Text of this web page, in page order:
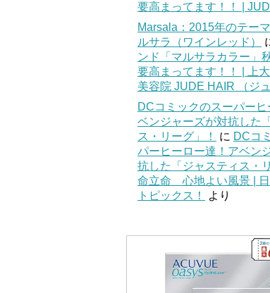
要高まってます！！ |
Marsala：2015年のテー
ルサラ（ワインレッド）
ンド「マルサラカラー」
要高まってます！！ | 上
美容院 JUDE HAIR （ジュ
DCコミックのスーパー
ベンジャーズが対抗した
ス・リーグ」！
に DCコ
パーヒーロー達！アベン
抗した「ジャスティス・
命立命 心地よい風景 |
トピックス！
より